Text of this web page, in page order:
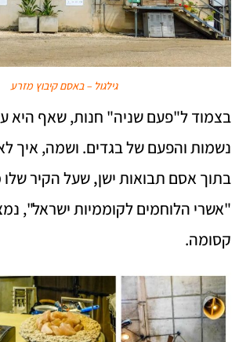
גילגול – באסם קיבוץ מזרע
בצמוד ל"פעם שניה" חנות, שאף היא
נשמות והפעם של בגדים. ושמה, איך
בתוך אסם תבואות ישן,שעל הקיר
"אשרי הלוחמים לקוממיות ישראל",
קסומה.